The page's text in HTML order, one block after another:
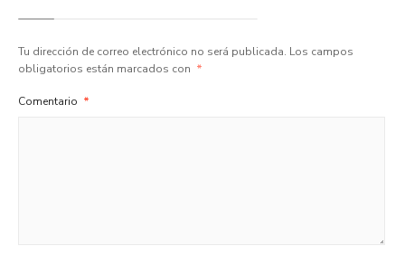
Tu dirección de correo electrónico no será publicada. Los campos
obligatorios están marcados con *
Comentario *